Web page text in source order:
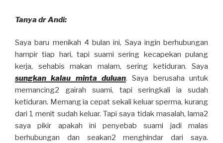
Tanya dr Andi:
Saya baru menikah 4 bulan ini, Saya ingin berhubungan
hampir tiap hari, tapi suami sering kecapekan pulang
kerja, sehabis makan malam, sering ketiduran. Saya
sungkan kalau minta duluan. Saya berusaha untuk
memancing2 gairah suami, tapi seringkali ia sudah
ketiduran. Memang ia cepat sekali keluar sperma, kurang
dari 1 menit sudah keluar. Tapi saya tidak masalah, lama2
saya pikir apakah ini penyebab suami jadi malas
berhubungan dan seakan2 menghindar dari saya.